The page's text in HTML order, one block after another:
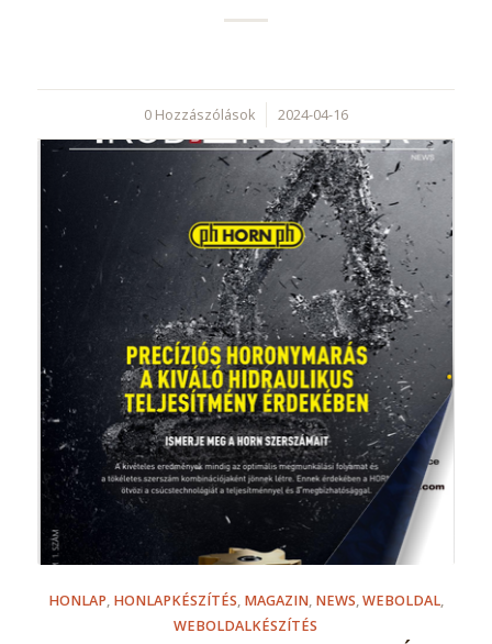
0 Hozzászólások
/ 2024-04-16
HONLAP, HONLAPKÉSZÍTÉS, MAGAZIN, NEWS,WEBOLDAL,
WEBOLDALKÉSZÍTÉS